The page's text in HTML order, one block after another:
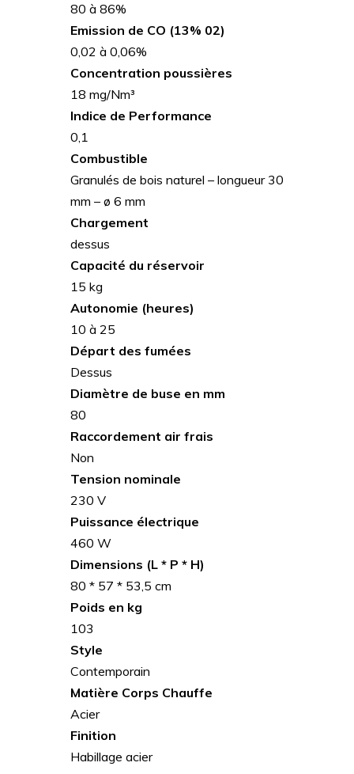
80 à 86%
Emission de CO (13% 02)
0,02 à 0,06%
Concentration poussières
18 mg/Nm³
Indice de Performance
0,1
Combustible
Granulés de bois naturel – longueur 30
mm – ø 6 mm
Chargement
dessus
Capacité du réservoir
15 kg
Autonomie (heures)
10 à 25
Départ des fumées
Dessus
Diamètre de buse en mm
80
Raccordement air frais
Non
Tension nominale
230 V
Puissance électrique
460 W
Dimensions (L * P * H)
80 * 57 * 53,5 cm
Poids en kg
103
Style
Contemporain
Matière Corps Chauffe
Acier
Finition
Habillage acier